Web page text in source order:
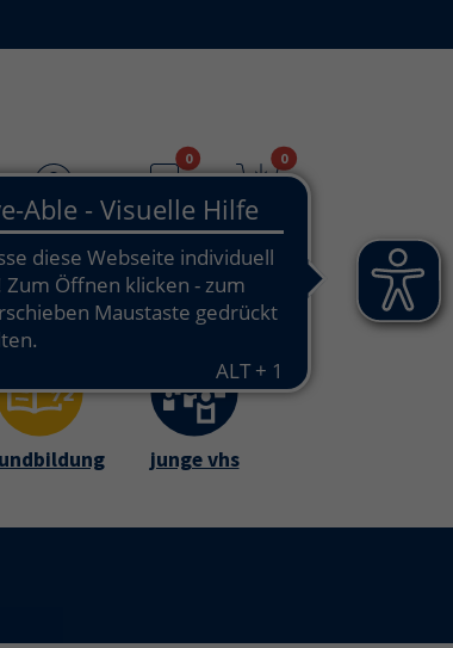
"Ihre vhs / über uns"
0
Merkzettel
0
Warenkorb
junge vhs